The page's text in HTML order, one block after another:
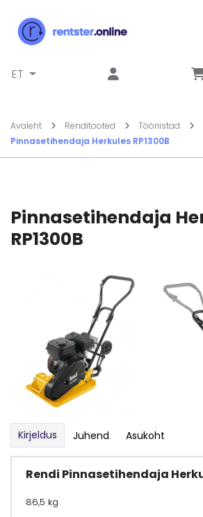
ET
Avaleht Renditooted Tööriistad
Pinnasetihendaja Herkules RP1300B
Pinnasetihendaja
RP1300B
Kirjeldus Juhend Asukoht
Rendi Pinnasetihendaja
86,5 kg